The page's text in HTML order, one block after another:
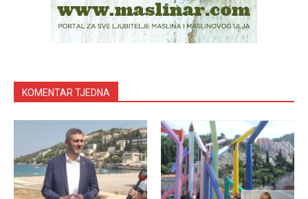
KOMENTAR TJEDNA